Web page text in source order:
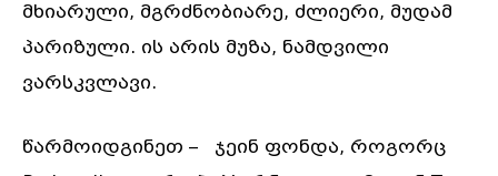
მხიარული, მგრძნობიარე, ძლიერი, მუდამ
პარიზული. ის არის მუზა, ნამდვილი
ვარსკვლავი.
წარმოიდგინეთ – ჯეინ ფონდა, როგორც